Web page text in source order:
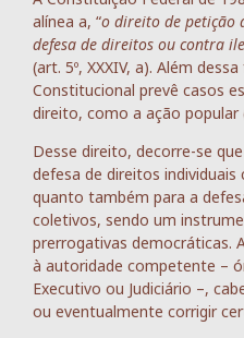
alínea a, “o direito de petição
defesa de direitos ou contra
(art. 5º, XXXIV, a). Além
Constitucional prevê casos
direito, como a ação popular
Desse direito, decorre-se
defesa de direitos
quanto também para a
coletivos, sendo um
prerrogativas democráticas.
à autoridade competente –
Executivo ou Judiciário –,
ou eventualmente corrigir